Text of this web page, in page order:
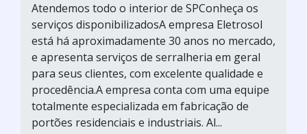
Atendemos todo o interior de SPConheça os
serviços disponibilizadosA empresa Eletrosol
está há aproximadamente 30 anos no mercado,
e apresenta serviços de serralheria em geral
para seus clientes, com excelente qualidade e
procedência.A empresa conta com uma equipe
totalmente especializada em fabricação de
portões residenciais e industriais. Al...